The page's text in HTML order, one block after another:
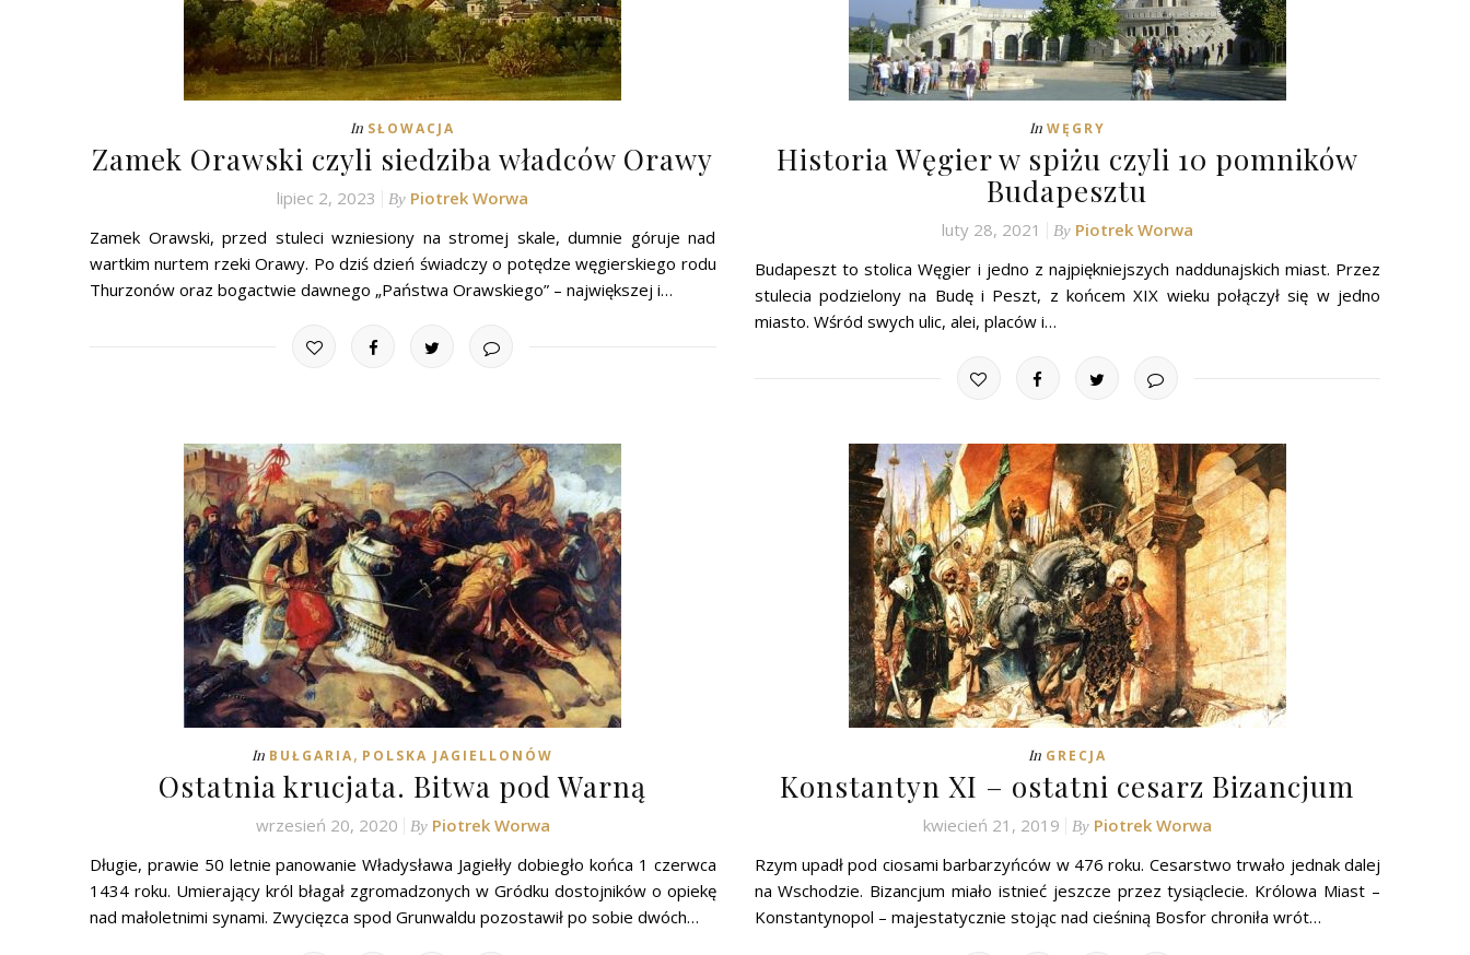
In SŁOWACJA
Zamek Orawski czyli siedziba władców Orawy
lipiec 2, 2023 By Piotrek Worwa
Zamek Orawski, przed stuleci wzniesiony na stromej skale, dumnie góruje nad
wartkim nurtem rzeki Orawy. Po dziś dzień świadczy o potędze węgierskiego rodu
Thurzonów oraz bogactwie dawnego „Państwa Orawskiego” – największej i…
In WĘGRY
Historia Węgier w spiżu czyli 10 pomników
Budapesztu
luty 28, 2021 By Piotrek Worwa
Budapeszt to stolica Węgier i jedno z najpiękniejszych naddunajskich miast. Przez
stulecia podzielony na Budę i Peszt, z końcem XIX wieku połączył się w jedno
miasto. Wśród swych ulic, alei, placów i…
In BUŁGARIA, POLSKA JAGIELLONÓW
Ostatnia krucjata. Bitwa pod Warną
wrzesień 20, 2020 By Piotrek Worwa
Długie, prawie 50 letnie panowanie Władysława Jagiełły dobiegło końca 1 czerwca
1434 roku. Umierający król błagał zgromadzonych w Gródku dostojników o opiekę
nad małoletnimi synami. Zwycięzca spod Grunwaldu pozostawił po sobie dwóch…
In GRECJA
Konstantyn XI – ostatni cesarz Bizancjum
kwiecień 21, 2019 By Piotrek Worwa
Rzym upadł pod ciosami barbarzyńców w 476 roku. Cesarstwo trwało jednak dalej
na Wschodzie. Bizancjum miało istnieć jeszcze przez tysiąclecie. Królowa Miast –
Konstantynopol – majestatycznie stojąc nad cieśniną Bosfor chroniła wrót…